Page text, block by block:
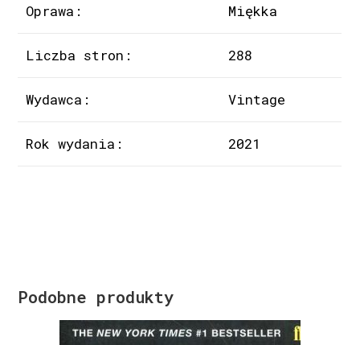
Oprawa: Miękka
Liczba stron: 288
Wydawca: Vintage
Rok wydania: 2021
Podobne produkty